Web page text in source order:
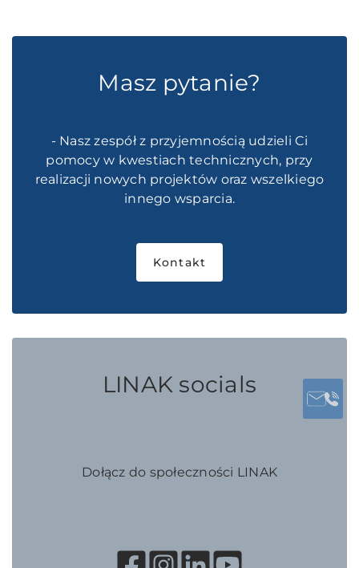
Masz pytanie?
- Nasz zespół z przyjemnością udzieli Ci
pomocy w kwestiach technicznych, przy
realizacji nowych projektów oraz wszelkiego
innego wsparcia.
Kontakt
LINAK socials
Dołącz do społeczności LINAK